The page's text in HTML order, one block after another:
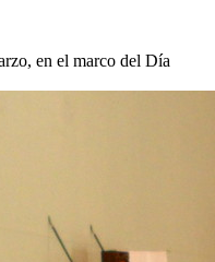
en el marco del Día